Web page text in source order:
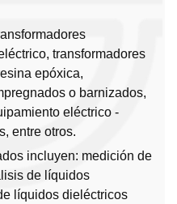
transformadores
epóxica,
o barnizados,
eléctrico -
entre otros.
incluyen: medición de
de líquidos
líquidos dieléctricos